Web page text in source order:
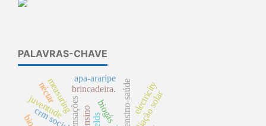
PALAVRAS-CHAVE
biogás
measuringsensações radiação solar
crm social
juventude
brincadeira.
apa-araripe
electricity
néctar